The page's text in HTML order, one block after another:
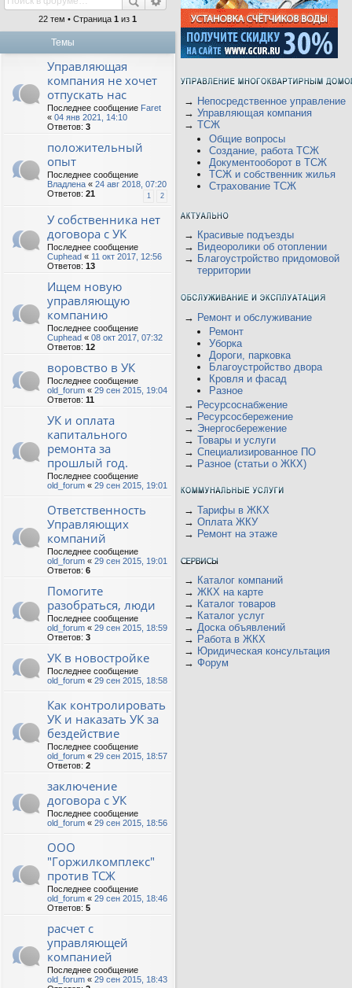
22 тем • Страница 1 из 1
Темы
Управляющая
компания не хочет
отпускать нас
Последнее сообщение Faret
« 04 янв 2021, 14:10
Ответов: 3
положительный
опыт
Последнее сообщение
Владлена « 24 авг 2018, 07:20
Ответов: 21 1 2
У собственника нет
договора с УК
Последнее сообщение
Cuphead « 11 окт 2017, 12:56
Ответов: 13
Ищем новую
управляющую
компанию
Последнее сообщение
Cuphead « 08 окт 2017, 07:32
Ответов: 12
воровство в УК
Последнее сообщение
old_forum « 29 сен 2015, 19:04
Ответов: 11
УК и оплата
капитального
ремонта за
прошлый год.
Последнее сообщение
old_forum « 29 сен 2015, 19:01
Ответственность
Управляющих
компаний
Последнее сообщение
old_forum « 29 сен 2015, 19:01
Ответов: 6
Помогите
разобраться, люди
Последнее сообщение
old_forum « 29 сен 2015, 18:59
Ответов: 3
УК в новостройке
Последнее сообщение
old_forum « 29 сен 2015, 18:58
Как контролировать
УК и наказать УК за
бездействие
Последнее сообщение
old_forum « 29 сен 2015, 18:57
Ответов: 2
заключение
договора с УК
Последнее сообщение
old_forum « 29 сен 2015, 18:56
ООО
"Горжилкомплекс"
против ТСЖ
Последнее сообщение
old_forum « 29 сен 2015, 18:46
Ответов: 5
расчет с
управляющей
компанией
Последнее сообщение
old_forum « 29 сен 2015, 18:43
→ Непосредственное управление
→ Управляющая компания
→ ТСЖ
Общие вопросы
Создание, работа ТСЖ
Документооборот в ТСЖ
ТСЖ и собственник жилья
Страхование ТСЖ
→ Красивые подъезды
→ Видеоролики об отоплении
→ Благоустройство придомовой
территории
→ Ремонт и обслуживание
Ремонт
Уборка
Дороги, парковка
Благоустройство двора
Кровля и фасад
Разное
→ Ресурсоснабжение
→ Ресурсосбережение
→ Энергосбережение
→ Товары и услуги
→ Специализированное ПО
→ Разное (статьи о ЖКХ)
→ Тарифы в ЖКХ
→ Оплата ЖКУ
→ Ремонт на этаже
→ Каталог компаний
→ ЖКХ на карте
→ Каталог товаров
→ Каталог услуг
→ Доска объявлений
→ Работа в ЖКХ
→ Юридическая консультация
→ Форум